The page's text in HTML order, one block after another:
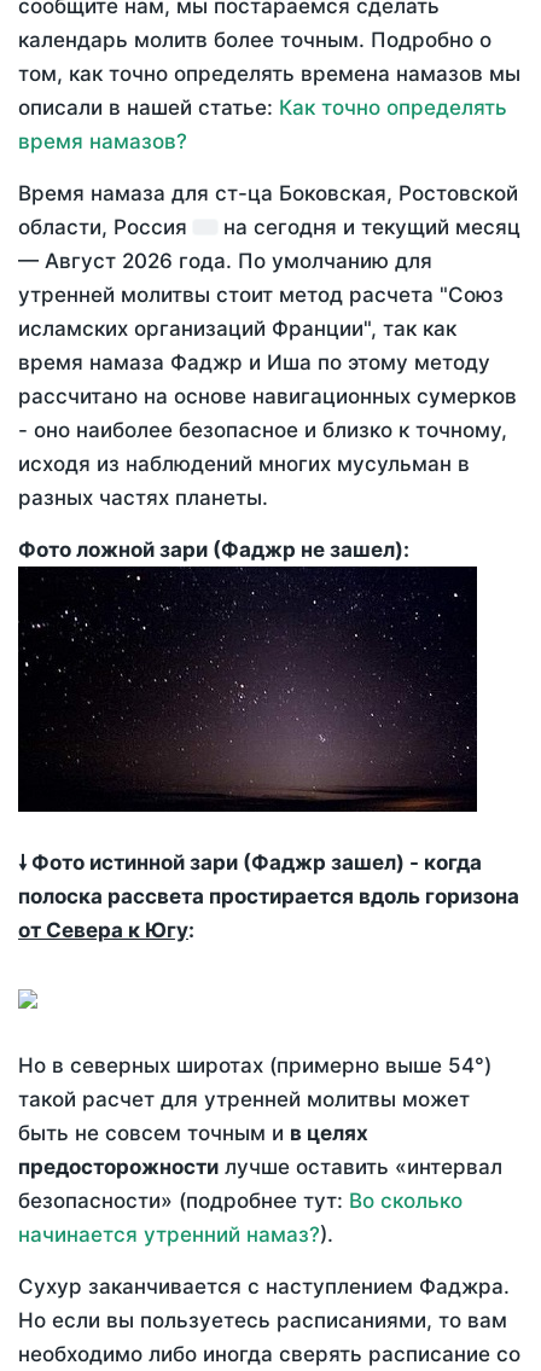
сообщите нам, мы постараемся сделать
календарь молитв более точным. Подробно о
том, как точно определять времена намазов мы
описали в нашей статье: Как точно определять
время намазов?
Время намаза для ст-ца Боковская, Ростовской
области, Россия
на сегодня и текущий месяц
— Август 2026 года. По умолчанию для
утренней молитвы стоит метод расчета "Союз
исламских организаций Франции", так как
время намаза Фаджр и Иша по этому методу
рассчитано на основе навигационных сумерков
- оно наиболее безопасное и близко к точному,
исходя из наблюдений многих мусульман в
разных частях планеты.
Фото ложной зари (Фаджр не зашел):
🠗 Фото истинной зари (Фаджр зашел) - когда
полоска рассвета простирается вдоль горизона
от Севера к Югу:
Но в северных широтах (примерно выше 54°)
такой расчет для утренней молитвы может
быть не совсем точным и в целях
предосторожности лучше оставить «интервал
безопасности» (подробнее тут: Во сколько
начинается утренний намаз?).
Сухур заканчивается с наступлением Фаджра.
Но если вы пользуетесь расписаниями, то вам
необходимо либо иногда сверять расписание со